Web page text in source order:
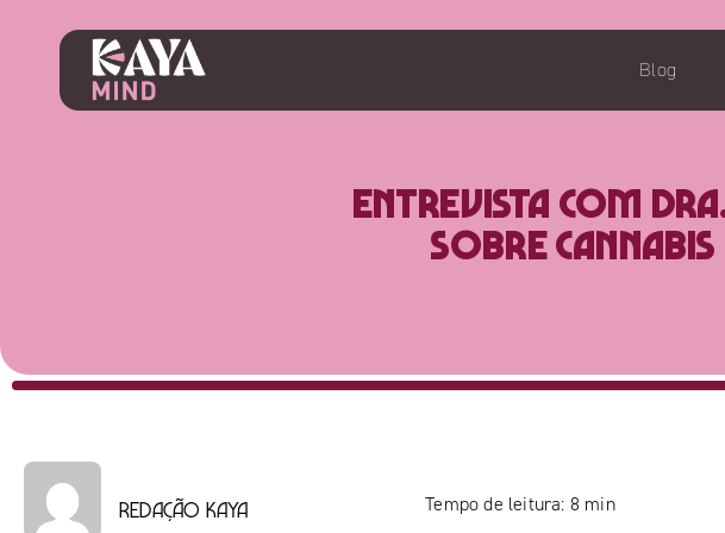
Blog
Entrevista com
sobre cannabis
Redação Kaya Tempo de leitura: 8 min